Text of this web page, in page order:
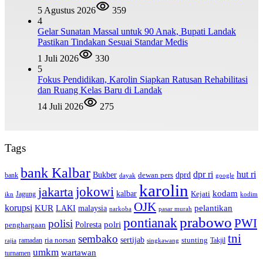
5 Agustus 2026
359
4
Gelar Sunatan Massal untuk 90 Anak, Bupati Landak
Pastikan Tindakan Sesuai Standar Medis
1 Juli 2026
330
5
Fokus Pendidikan, Karolin Siapkan Ratusan Rehabilitasi
dan Ruang Kelas Baru di Landak
14 Juli 2026
275
Tags
bank bank Kalbar Bukber dayak dewan pers dprd dpr ri google hut ri
ikn Jagung jakarta jokowi kalbar karolin Kejati kodam kodim
korupsi KUR LAKI malaysia narkoba OJK pasar murah pelantikan
penghargaan polisi Polresta polri pontianakprabowo PWI
rajia ramadan ria norsan sembako sertijab singkawang stunting Takjil tni
turnamen umkm wartawan